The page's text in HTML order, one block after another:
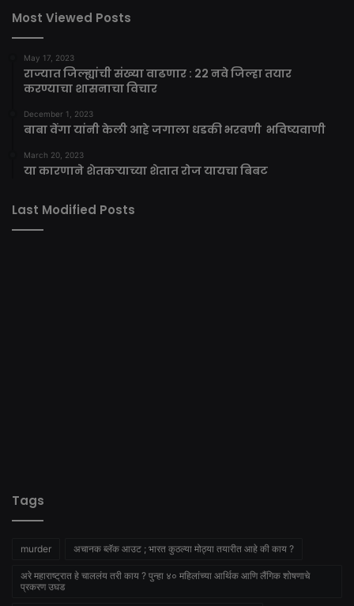
Most Viewed Posts
May 17, 2023
राज्यात जिल्ह्यांची संख्या वाढणार : 22 नवे जिल्हा तयार
करण्याचा शासनाचा विचार
December 1, 2023
बाबा वेंगा यांनी केली आहे जगाला धडकी भरवणी भविष्यवाणी
March 20, 2023
या कारणाने शेतकऱ्याच्या शेतात रोज यायचा बिबट
Last Modified Posts
Tags
murder अचानक ब्लॅक आउट ; भारत कुठल्या मोठ्या तयारीत आहे की काय ?
अरे महाराष्ट्रात हे चाललंय तरी काय ? पुन्हा ४० महिलांच्या आर्थिक आणि लैंगिक शोषणाचे
प्रकरण उघड